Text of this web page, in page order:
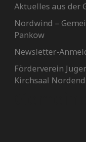
Aktuelles aus der
Nordwind –
Pankow
Newsletter-
Förderverein
Kirchsaal Nordend